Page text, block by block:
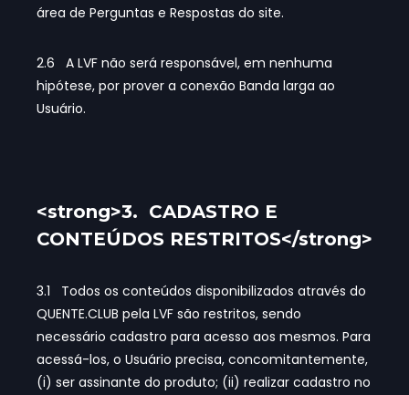
área de Perguntas e Respostas do site.
2.6 A LVF não será responsável, em nenhuma
hipótese, por prover a conexão Banda larga ao
Usuário.
<strong>3. CADASTRO E
CONTEÚDOS RESTRITOS</strong>
3.1 Todos os conteúdos disponibilizados através do
QUENTE.CLUB pela LVF são restritos, sendo
necessário cadastro para acesso aos mesmos. Para
acessá-los, o Usuário precisa, concomitantemente,
(i) ser assinante do produto; (ii) realizar cadastro no